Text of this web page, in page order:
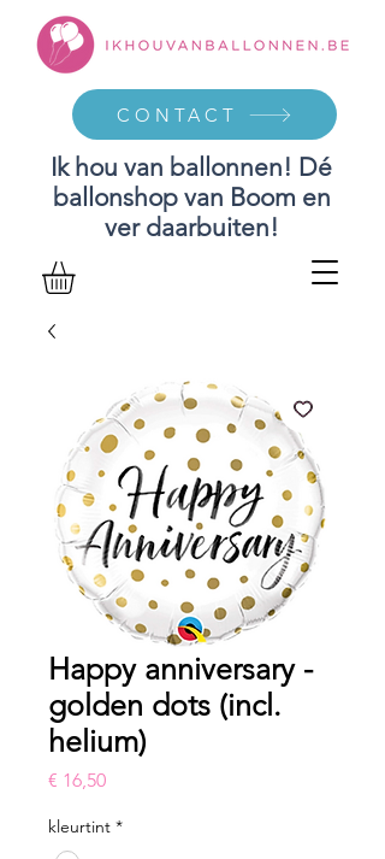
Ik hou van ballonnen! Dé
ballonshop van Boom en
ver daarbuiten!
CONTACT
Happy anniversary -
golden dots (incl.
helium)
€ 16,50Prijs
kleurtint *